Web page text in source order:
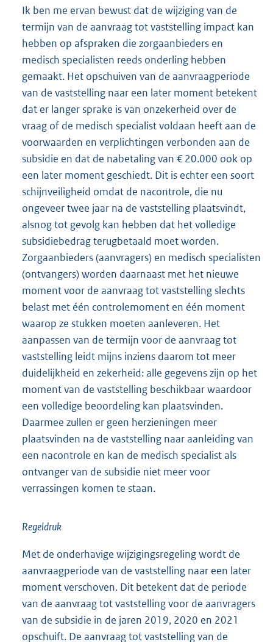
Ik ben me ervan bewust dat de wijziging van de
termijn van de aanvraag tot vaststelling impact kan
hebben op afspraken die zorgaanbieders en
medisch specialisten reeds onderling hebben
gemaakt. Het opschuiven van de aanvraagperiode
van de vaststelling naar een later moment betekent
dat er langer sprake is van onzekerheid over de
vraag of de medisch specialist voldaan heeft aan de
voorwaarden en verplichtingen verbonden aan de
subsidie en dat de nabetaling van € 20.000 ook op
een later moment geschiedt. Dit is echter een soort
schijnveiligheid omdat de nacontrole, die nu
ongeveer twee jaar na de vaststelling plaatsvindt,
alsnog tot gevolg kan hebben dat het volledige
subsidiebedrag terugbetaald moet worden.
Zorgaanbieders (aanvragers) en medisch specialisten
(ontvangers) worden daarnaast met het nieuwe
moment voor de aanvraag tot vaststelling slechts
belast met één controlemoment en één moment
waarop ze stukken moeten aanleveren. Het
aanpassen van de termijn voor de aanvraag tot
vaststelling leidt mijns inziens daarom tot meer
duidelijkheid en zekerheid: alle gegevens zijn op het
moment van de vaststelling beschikbaar waardoor
een volledige beoordeling kan plaatsvinden.
Daarmee zullen er geen herzieningen meer
plaatsvinden na de vaststelling naar aanleiding van
een nacontrole en kan de medisch specialist als
ontvanger van de subsidie niet meer voor
verrassingen komen te staan.
Regeldruk
Met de onderhavige wijzigingsregeling wordt de
aanvraagperiode van de vaststelling naar een later
moment verschoven. Dit betekent dat de periode
van de aanvraag tot vaststelling voor de aanvragers
van de subsidie in de jaren 2019, 2020 en 2021
opschuift. De aanvraag tot vaststelling van de